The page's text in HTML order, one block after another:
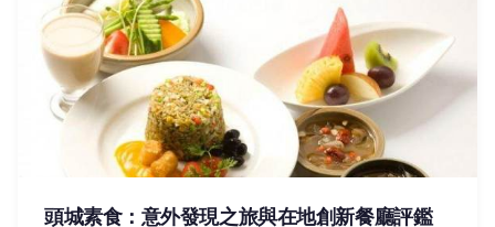
頭城素食：意外發現之旅與在地創新餐廳評鑑